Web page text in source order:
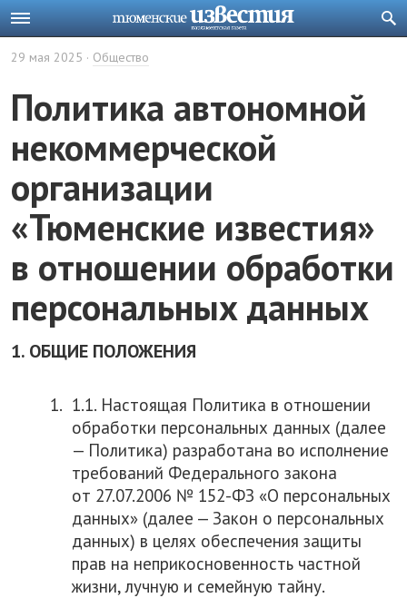
29 мая 2025 Общество
Политика автономной
некоммерческой
организации
«Тюменские известия»
в отношении обработки
персональных данных
1. ОБЩИЕ ПОЛОЖЕНИЯ
1.1. Настоящая Политика в отношении
обработки персональных данных (далее
— Политика) разработана во исполнение
требований Федерального закона
от 27.07.2006 № 152-ФЗ «О персональных
данных» (далее — Закон о персональных
данных) в целях обеспечения защиты
прав на неприкосновенность частной
жизни, лучную и семейную тайну.